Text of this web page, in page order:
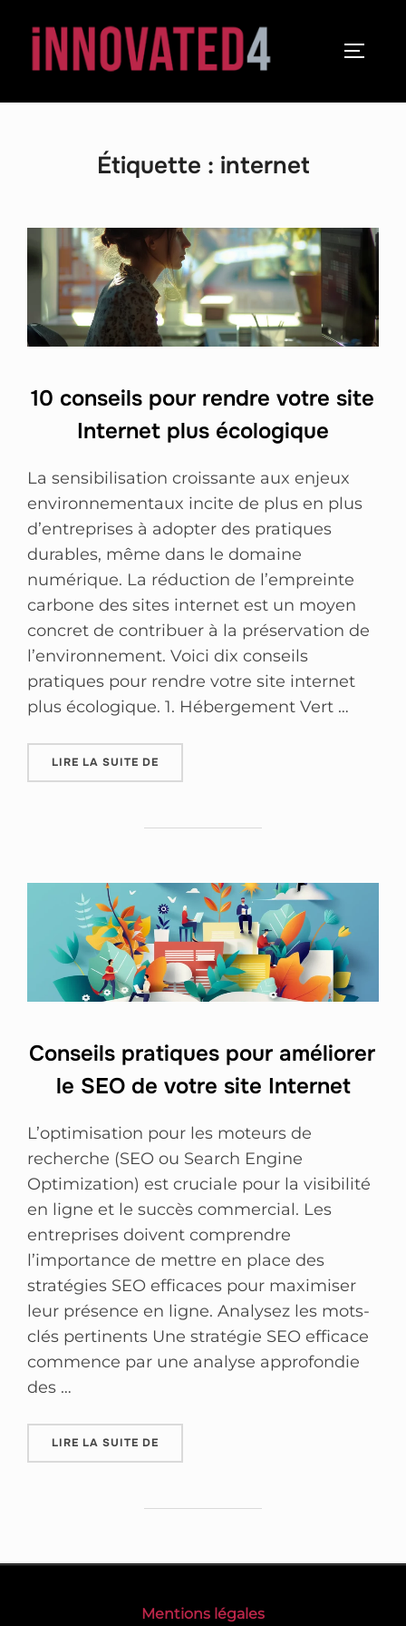
Étiquette : internet
10 conseils pour rendre votre site
Internet plus écologique
La sensibilisation croissante aux enjeux
environnementaux incite de plus en plus
d’entreprises à adopter des pratiques
durables, même dans le domaine
numérique. La réduction de l’empreinte
carbone des sites internet est un moyen
concret de contribuer à la préservation de
l’environnement. Voici dix conseils
pratiques pour rendre votre site internet
plus écologique. 1. Hébergement Vert …
LIRE LA SUITE DE
Conseils pratiques pour améliorer
le SEO de votre site Internet
L’optimisation pour les moteurs de
recherche (SEO ou Search Engine
Optimization) est cruciale pour la visibilité
en ligne et le succès commercial. Les
entreprises doivent comprendre
l’importance de mettre en place des
stratégies SEO efficaces pour maximiser
leur présence en ligne. Analysez les mots-
clés pertinents Une stratégie SEO efficace
commence par une analyse approfondie
des …
LIRE LA SUITE DE
Mentions légales